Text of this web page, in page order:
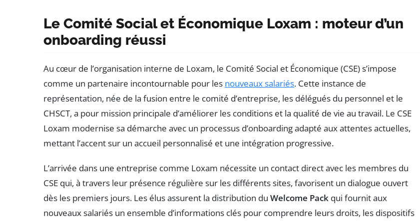
Le Comité Social et Économique Loxam : moteur d’un
onboarding réussi
Au cœur de l’organisation interne de Loxam, le Comité Social et Économique (CSE) s’impose
comme un partenaire incontournable pour les nouveaux salariés. Cette instance de
représentation, née de la fusion entre le comité d’entreprise, les délégués du personnel et le
CHSCT, a pour mission principale d’améliorer les conditions et la qualité de vie au travail. Le CSE
Loxam modernise sa démarche avec un processus d’onboarding adapté aux attentes actuelles,
mettant l’accent sur un accueil personnalisé et une intégration progressive.
L’arrivée dans une entreprise comme Loxam nécessite un contact direct avec les membres du
CSE qui, à travers leur présence régulière sur les différents sites, favorisent un dialogue ouvert
dès les premiers jours. Les élus assurent la distribution du Welcome Pack qui fournit aux
nouveaux salariés un ensemble d’informations clés pour comprendre leurs droits, les dispositifs